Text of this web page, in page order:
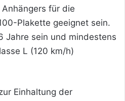
für die
Plakette geeignet sein.
Jahre sein und mindestens
L (120 km/h)
Einhaltung der